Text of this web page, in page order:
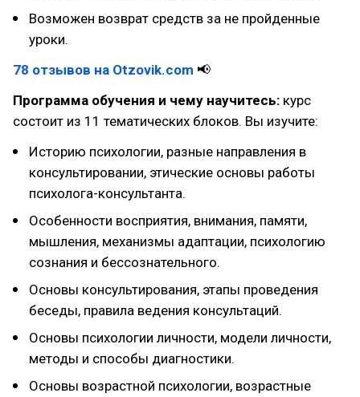
Возможен возврат средств за не пройденные
уроки.
78 отзывов на Otzovik.com 📢
Программа обучения и чему научитесь: курс
состоит из 11 тематических блоков. Вы изучите:
Историю психологии, разные направления в
консультировании, этические основы работы
психолога-консультанта.
Особенности восприятия, внимания, памяти,
мышления, механизмы адаптации, психологию
сознания и бессознательного.
Основы консультирования, этапы проведения
беседы, правила ведения консультаций.
Основы психологии личности, модели личности,
методы и способы диагностики.
Основы возрастной психологии, возрастные